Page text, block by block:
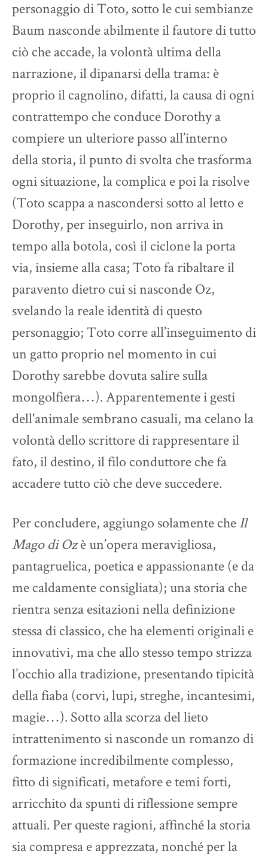
personaggio di Toto, sotto le cui sembianze
Baum nasconde abilmente il fautore di tutto
ciò che accade, la volontà ultima della
narrazione, il dipanarsi della trama: è
proprio il cagnolino, difatti, la causa di ogni
contrattempo che conduce Dorothy a
compiere un ulteriore passo all’interno
della storia, il punto di svolta che trasforma
ogni situazione, la complica e poi la risolve
(Toto scappa a nascondersi sotto al letto e
Dorothy, per inseguirlo, non arriva in
tempo alla botola, così il ciclone la porta
via, insieme alla casa; Toto fa ribaltare il
paravento dietro cui si nasconde Oz,
svelando la reale identità di questo
personaggio; Toto corre all’inseguimento di
un gatto proprio nel momento in cui
Dorothy sarebbe dovuta salire sulla
mongolfiera…). Apparentemente i gesti
dell'animale sembrano casuali, ma celano la
volontà dello scrittore di rappresentare il
fato, il destino, il filo conduttore che fa
accadere tutto ciò che deve succedere.
Per concludere, aggiungo solamente cheIl
Mago di Ozè un’opera meravigliosa,
pantagruelica, poetica e appassionante (e da
me caldamente consigliata); una storia che
rientra senza esitazioni nella definizione
stessa di classico, che ha elementi originali e
innovativi, ma che allo stesso tempo strizza
l’occhio alla tradizione, presentando tipicità
della fiaba (corvi, lupi, streghe, incantesimi,
magie…). Sotto alla scorza del lieto
intrattenimento si nasconde un romanzo di
formazione incredibilmente complesso,
fitto di significati, metafore e temi forti,
arricchito da spunti di riflessione sempre
attuali. Per queste ragioni, affinché la storia
sia compresa e apprezzata, nonché per la